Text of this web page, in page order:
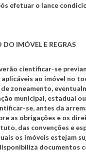
efetuar o lance
DO IMÓVEL E REGRAS
cientificar-se
ao imóvel no
zoneamento,
municipal, estadual
se, antes da
as obrigações e os
das convenções e
os imóveis estejam
documentos